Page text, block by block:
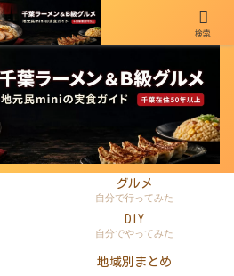
メン・町中華・B級グルメを本音レビュー
グルメ
自分で行ってみた
DIY
自分でやってみた
地域別まとめ
検索